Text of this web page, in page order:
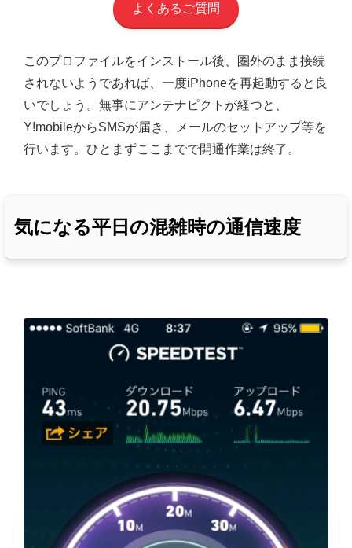
よくあるご質問
このプロファイルをインストール後、圏外のまま接続
されないようであれば、一度iPhoneを再起動すると良
いでしょう。無事にアンテナピクトが経つと、
Y!mobileからSMSが届き、メールのセットアップ等を
行います。ひとまずここまでで開通作業は終了。
気になる平日の混雑時の通信速度